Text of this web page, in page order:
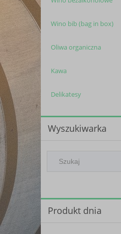
Wino bib (bag in box)
Oliwa organiczna
Kawa
Delikatesy
Wyszukiwarka
Produkt dnia